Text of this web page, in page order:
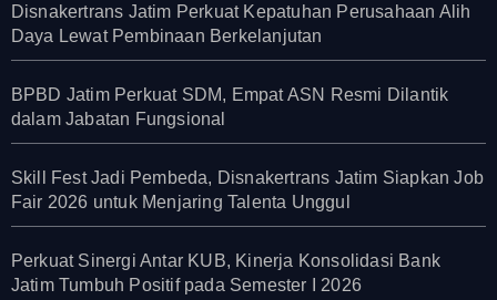
Disnakertrans Jatim Perkuat Kepatuhan Perusahaan Alih
Daya Lewat Pembinaan Berkelanjutan
BPBD Jatim Perkuat SDM, Empat ASN Resmi Dilantik
dalam Jabatan Fungsional
Skill Fest Jadi Pembeda, Disnakertrans Jatim Siapkan Job
Fair 2026 untuk Menjaring Talenta Unggul
Perkuat Sinergi Antar KUB, Kinerja Konsolidasi Bank
Jatim Tumbuh Positif pada Semester I 2026